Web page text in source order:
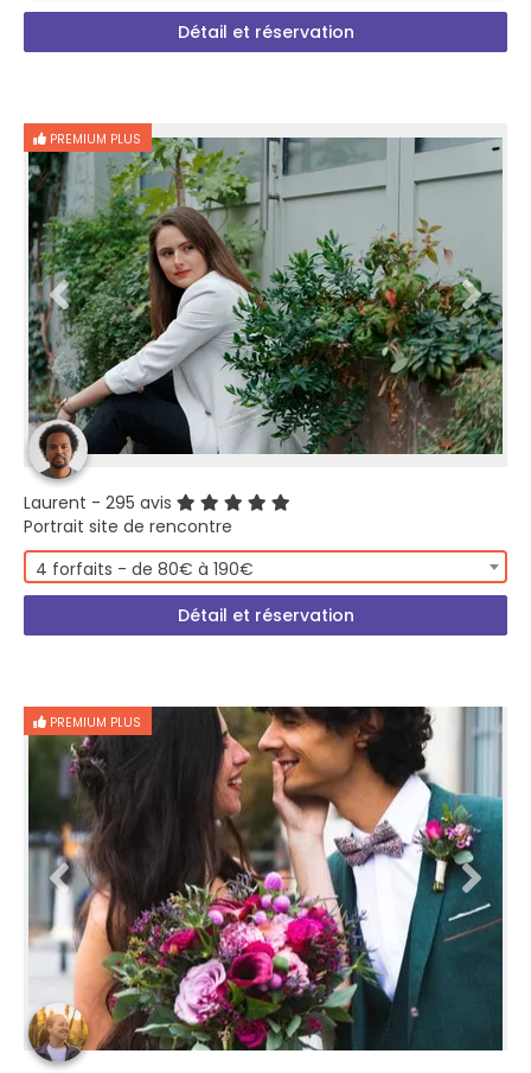
Détail et réservation
PREMIUM PLUS
Laurent - 295 avis
Portrait site de rencontre
4 forfaits - de 80€ à 190€
Détail et réservation
PREMIUM PLUS